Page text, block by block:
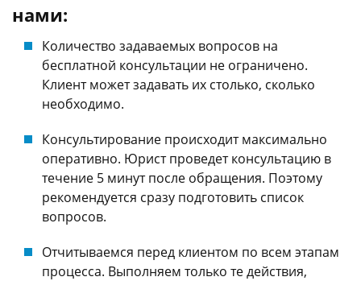
нами:
Количество задаваемых вопросов на
бесплатной консультации не ограничено.
Клиент может задавать их столько, сколько
необходимо.
Консультирование происходит максимально
оперативно. Юрист проведет консультацию в
течение 5 минут после обращения. Поэтому
рекомендуется сразу подготовить список
вопросов.
Отчитываемся перед клиентом по всем этапам
процесса. Выполняем только те действия,